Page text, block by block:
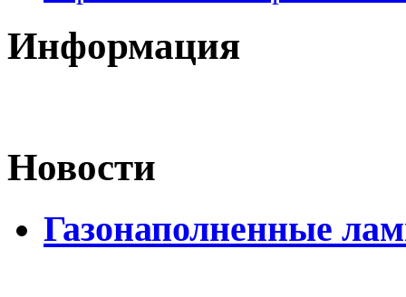
Информация
Новости
Газонаполненные